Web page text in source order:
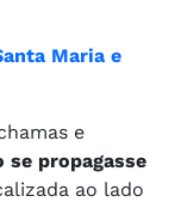
Maria e
e
se propagasse
ao lado